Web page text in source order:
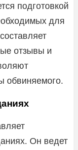
подготовкой
для
отзывы и
обвиняемого.
Он ведет